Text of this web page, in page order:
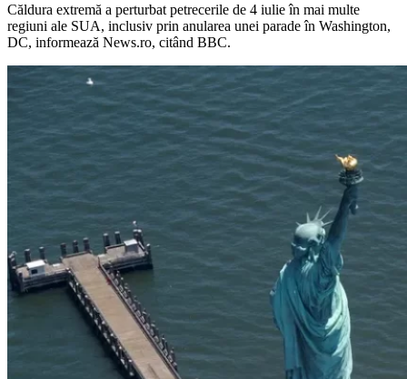
Căldura extremă a perturbat petrecerile de 4 iulie în mai multe
regiuni ale SUA, inclusiv prin anularea unei parade în Washington,
DC, informează News.ro, citând BBC.